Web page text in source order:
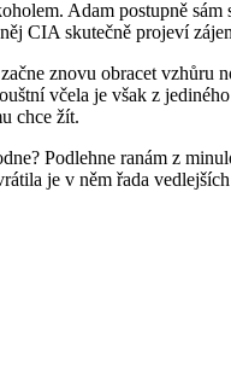
Adam postupně
CIA skutečně projeví
znovu obracet vzhůru
včela je však z
chce žít.
Podlehne ranám z
je v něm řada